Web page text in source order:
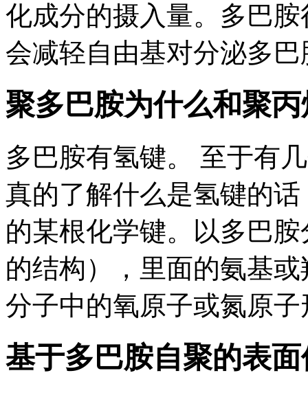
化成分的摄入量。多巴
会减轻自由基对分泌多
聚多巴胺为什么和聚
多巴胺有氢键。 至于有
真的了解什么是氢键的
的某根化学键。以多巴
的结构），里面的氨基
分子中的氧原子或氮原
基于多巴胺自聚的表